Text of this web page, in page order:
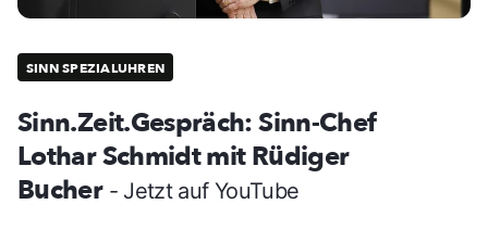
SINN SPEZIALUHREN
Sinn.Zeit.Gespräch: Sinn-Chef
Lothar Schmidt mit Rüdiger
Bucher - Jetzt auf YouTube